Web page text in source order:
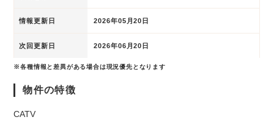
情報更新日 2026年05月20日
次回更新日 2026年06月20日
※各種情報と差異がある場合は現況優先となります
物件の特徴
CATV